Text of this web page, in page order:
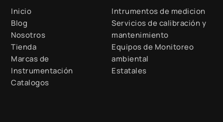
Inicio
Blog
Nosotros
Tienda
Marcas de
Instrumentación
Catalogos
Intrumentos de medicion
Servicios de calibración y
mantenimiento
Equipos de Monitoreo
ambiental
Estatales